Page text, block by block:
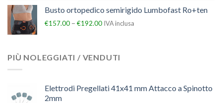
Busto ortopedico semirigido Lumbofast Ro+ten
€157.00 – €192.00 IVA inclusa
PIÙ NOLEGGIATI / VENDUTI
Elettrodi Pregellati 41x41 mm Attacco a Spinotto
2mm